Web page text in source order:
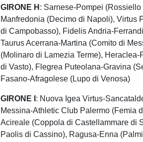
GIRONE H : Sarnese-Pompei
Manfredonia (Decimo di Napoli), Virtus
di Campobasso), Fidelis Andria-
Taurus Acerrana-Martina (Comito di
(Molinaro di Lamezia Terme),
di Vasto), Flegrea Puteolana-Gravina
Fasano-Afragolese (Lupo di Venosa)
GIRONE I : Nuova Igea Virtus-
Messina-Athletic Club Palermo (Femia
Acireale (Coppola di Castellammare di
Paolis di Cassino), Ragusa-Enna